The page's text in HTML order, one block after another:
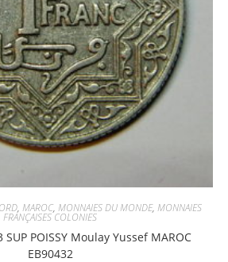
, MAROC, MONNAIES DU MONDE, MONNAIES
FRANÇAISES COLONIES
POISSY Moulay Yussef MAROC
EB90432